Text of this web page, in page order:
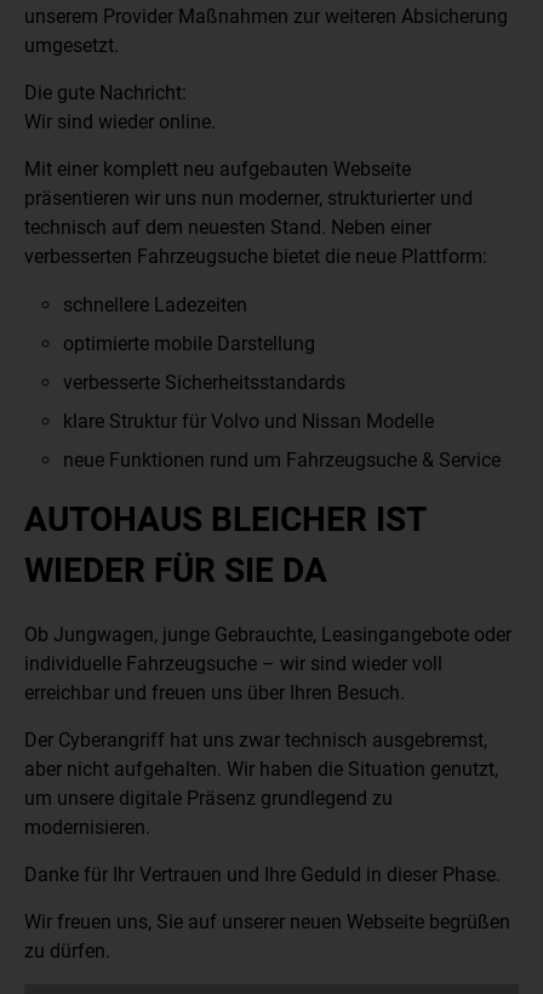
unserem Provider Maßnahmen zur weiteren Absicherung
umgesetzt.
Die gute Nachricht:
Wir sind wieder online.
Mit einer komplett neu aufgebauten Webseite
präsentieren wir uns nun moderner, strukturierter und
technisch auf dem neuesten Stand. Neben einer
verbesserten Fahrzeugsuche bietet die neue Plattform:
schnellere Ladezeiten
optimierte mobile Darstellung
verbesserte Sicherheitsstandards
klare Struktur für Volvo und Nissan Modelle
neue Funktionen rund um Fahrzeugsuche & Service
AUTOHAUS BLEICHER IST
WIEDER FÜR SIE DA
Ob Jungwagen, junge Gebrauchte, Leasingangebote oder
individuelle Fahrzeugsuche – wir sind wieder voll
erreichbar und freuen uns über Ihren Besuch.
Der Cyberangriff hat uns zwar technisch ausgebremst,
aber nicht aufgehalten. Wir haben die Situation genutzt,
um unsere digitale Präsenz grundlegend zu
modernisieren.
Danke für Ihr Vertrauen und Ihre Geduld in dieser Phase.
Wir freuen uns, Sie auf unserer neuen Webseite begrüßen
zu dürfen.